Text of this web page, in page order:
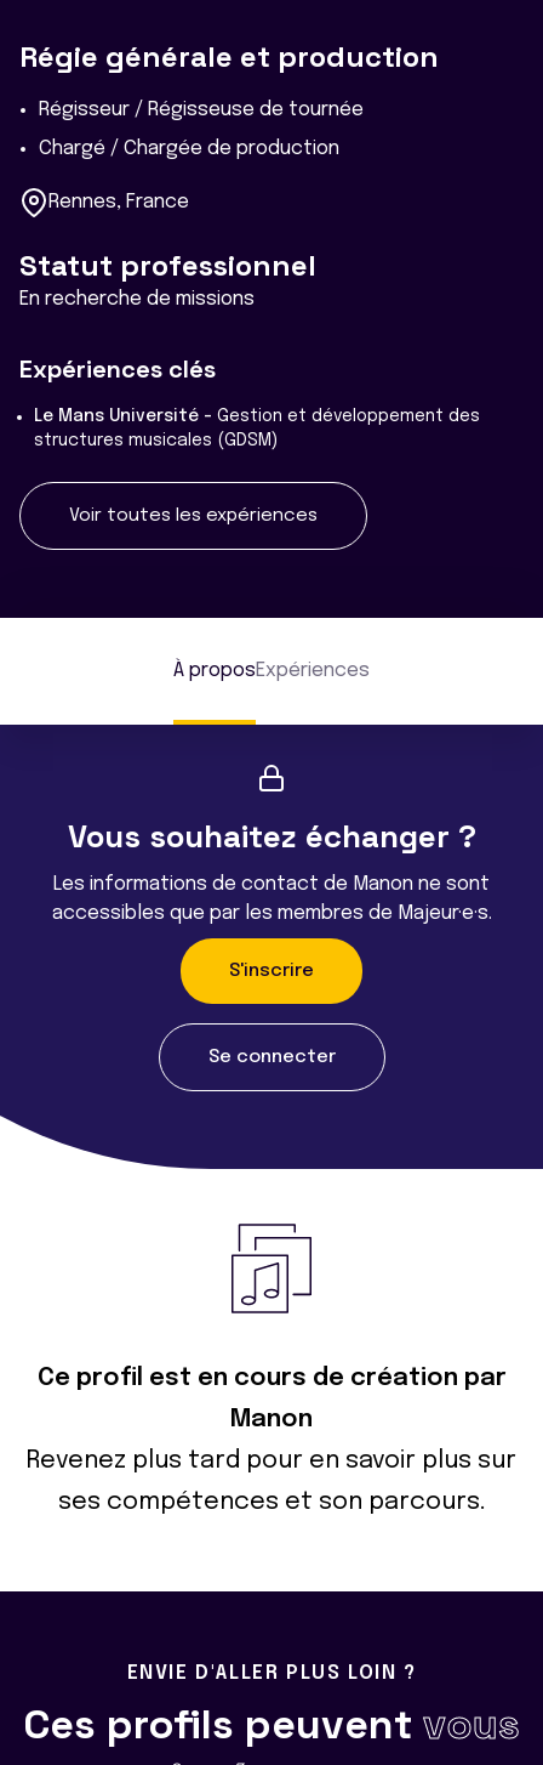
Régie générale et production
Régisseur / Régisseuse de tournée
Chargé / Chargée de production
Rennes, France
Statut professionnel
En recherche de missions
Expériences clés
Le Mans Université - Gestion et développement des
structures musicales (GDSM)
Voir toutes les expériences
À proposExpériences
Vous souhaitez échanger ?
Les informations de contact de Manon ne sont
accessibles que par les membres de Majeur·e·s.
S'inscrire
Se connecter
Ce profil est en cours de création par
Manon
Revenez plus tard pour en savoir plus sur
ses compétences et son parcours.
ENVIE D'ALLER PLUS LOIN ?
Ces profils peuvent vous